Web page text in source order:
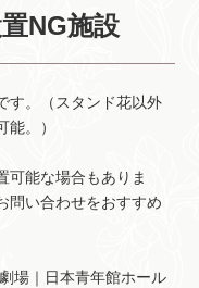
NG施設
す。（スタンド花以外
。）
可能な場合もありま
問い合わせをおすすめ
場｜日本青年館ホール